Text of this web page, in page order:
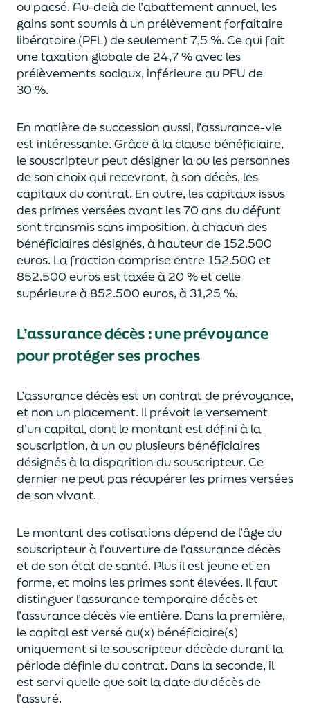
ou pacsé. Au-delàde l’abattement annuel, les
gains sont soumis à un prélèvement forfaitaire
libératoire (PFL) de seulement 7,5 %. Ce qui fait
une taxation globale de24,7 % avec les
prélèvements sociaux, inférieure au PFU de
30 %.
En matière de succession aussi, l’assurance-vie
est intéressante. Grâce à la clause bénéficiaire,
le souscripteur peut désigner la ou les personnes
de son choix qui recevront, à son décès, les
capitaux du contrat. En outre, les capitaux issus
des primes versées avant les 70 ans du défunt
sont transmis sans imposition, à chacun des
bénéficiaires désignés, à hauteur de 152.500
euros. La fraction comprise entre 152.500 et
852.500 eurosest taxée à 20 % et celle
supérieure à 852.500 euros, à 31,25 %.
L’assurance décès :une prévoyance
pour protéger ses proches
L’assurance décès est un contrat de prévoyance,
et non un placement. Il prévoit le versement
d’un capital, dont le montant est défini à la
souscription, à un ou plusieurs bénéficiaires
désignés à la disparition du souscripteur. Ce
dernier ne peut pas récupérer les primes versées
de son vivant.
Le montant des cotisations dépend de l’âgedu
souscripteur à l’ouverture de l’assurance décès
et de son état de santé. Plus il est jeuneet en
forme, et moins les primes sont élevées. Il faut
distinguer l’assurance temporaire décès et
l’assurancedécèsvie entière. Dans la première,
le capital estversé au(x) bénéficiaire(s)
uniquementsi le souscripteur décède durant la
période définie du contrat. Dans la seconde, il
est servi quelle que soit la date du décès de
l’assuré.